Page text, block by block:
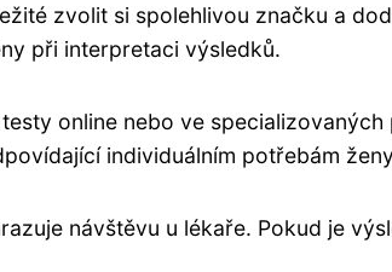
zvolit si spolehlivou značku a
při interpretaci výsledků.
online nebo ve
individuálním potřebám
návštěvu u lékaře. Pokud je